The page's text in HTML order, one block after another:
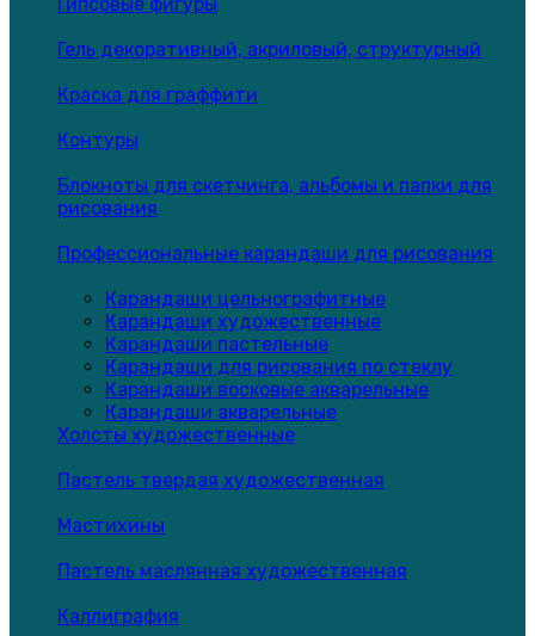
Гель декоративный, акриловый, структурный
Краска для граффити
Контуры
Блокноты для скетчинга, альбомы и папки для
рисования
Профессиональные карандаши для рисования
Карандаши цельнографитные
Карандаши художественные
Карандаши пастельные
Карандаши для рисования по стеклу
Карандаши восковые акварельные
Карандаши акварельные
Холсты художественные
Пастель твердая художественная
Мастихины
Пастель маслянная художественная
Каллиграфия